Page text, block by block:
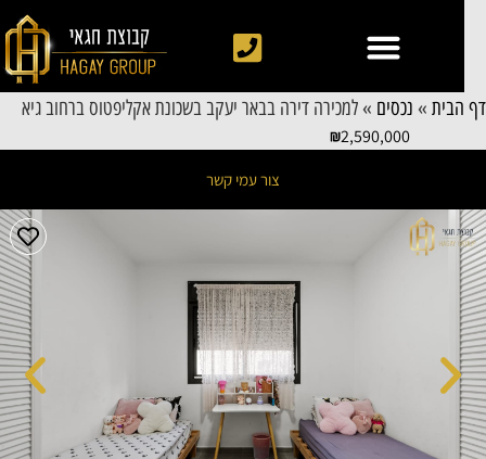
הבית»נכסים»למכירה דירה בבאר יעקב בשכונת אקליפטוס ברחוב גיא
2,590,000
צור עמי קשר